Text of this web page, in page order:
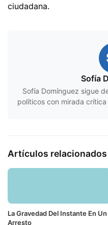
ciudadana.
Sofía
Sofía Domínguez sigue
políticos con mirada
Artículos relacionados
La Gravedad Del Instante En Un
Arresto